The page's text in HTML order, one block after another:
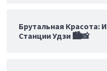
Брутальная Красота:
Станции Удзи 🏙️📸